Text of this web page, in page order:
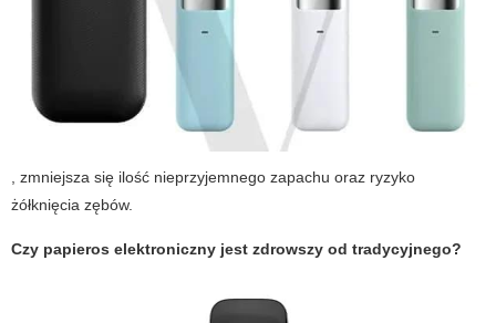
, zmniejsza się ilość nieprzyjemnego zapachu oraz ryzyko
żółknięcia zębów.
Czy papieros elektroniczny jest zdrowszy od tradycyjnego?